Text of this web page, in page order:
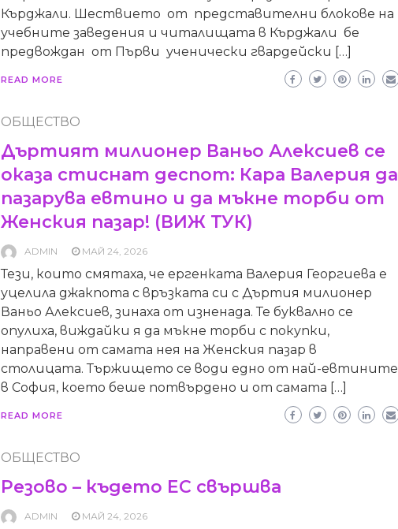
Кърджали. Шествието от представителни блокове на
учебните заведения и читалищата в Кърджали бе
предвождан от Първи ученически гвардейски […]
READ MORE
ОБЩЕСТВО
Дъртият милионер Ваньо Алексиев се
оказа стиснат деспот: Кара Валерия да
пазарува евтино и да мъкне торби от
Женския пазар! (ВИЖ ТУК)
ADMIN МАЙ 24, 2026
Тези, които смятаха, че ергенката Валерия Георгиева е
уцелила джакпота с връзката си с Дъртия милионер
Ваньо Алексиев, зинаха от изненада. Те буквално се
опулиха, виждайки я да мъкне торби с покупки,
направени от самата нея на Женския пазар в
столицата. Тържището се води едно от най-евтините
в София, което беше потвърдено и от самата […]
READ MORE
ОБЩЕСТВО
Резово – където ЕС свършва
ADMIN МАЙ 24, 2026